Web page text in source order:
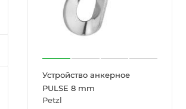
Устройство анкерное
PULSE 8 mm
Petzl